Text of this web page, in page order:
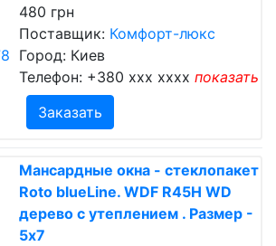
480 грн
Поставщик: Комфорт-люкс
Город: Киев
Телефон: +380 xxx xxxx показать
Заказать
Мансардные окна - стеклопакет
Roto blueLine. WDF R45H WD
дерево с утеплением . Размер -
5x7